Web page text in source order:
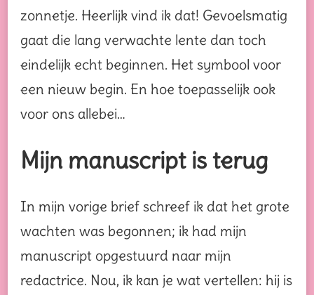
zonnetje. Heerlijk vind ik dat! Gevoelsmatig
gaat die lang verwachte lente dan toch
eindelijk echt beginnen. Het symbool voor
een nieuw begin. En hoe toepasselijk ook
voor ons allebei…
Mijn manuscript is terug
In mijn vorige brief schreef ik dat het grote
wachten was begonnen; ik had mijn
manuscript opgestuurd naar mijn
redactrice. Nou, ik kan je wat vertellen: hij is